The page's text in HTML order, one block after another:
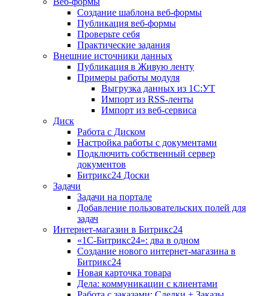
Создание шаблона веб-формы
Публикация веб-формы
Проверьте себя
Практические задания
Внешние источники данных
Публикация в Живую ленту
Примеры работы модуля
Выгрузка данных из 1С:УТ
Импорт из RSS-ленты
Импорт из веб-сервиса
Диск
Работа с Диском
Настройка работы с документами
Подключить собственный сервер
документов
Битрикс24 Доски
Задачи
Задачи на портале
Добавление пользовательских полей для
задач
Интернет-магазин в Битрикс24
«1С-Битрикс24»: два в одном
Создание нового интернет-магазина в
Битрикс24
Новая карточка товара
Дела: коммуникации с клиентами